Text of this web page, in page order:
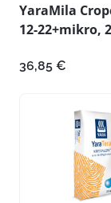
YaraMila
12-22+mikro,
36,85 €